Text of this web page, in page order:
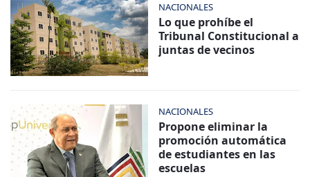
NACIONALES
Lo que prohíbe el
Tribunal Constitucional a
juntas de vecinos
NACIONALES
Propone eliminar la
promoción automática
de estudiantes en las
escuelas